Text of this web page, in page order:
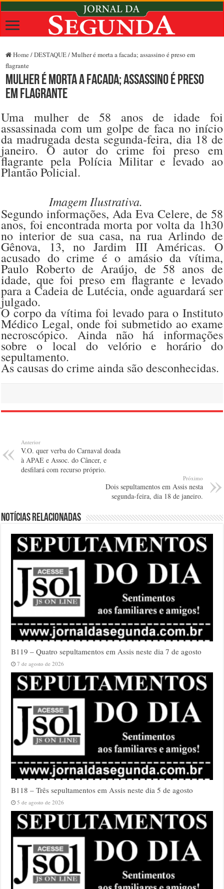
Home /DESTAQUE/Mulher é morta a facada; assassino é preso em
flagrante
Mulher é morta a facada; assassino é preso
em flagrante
Uma mulher de 58 anos de idade foi
assassinada com um golpe de faca no início
da madrugada desta segunda-feira, dia 18 de
janeiro. O autor do crime foi preso em
flagrante pela Polícia Militar e levado ao
Plantão Policial.
Imagem Ilustrativa.
Segundo informações, Ada Eva Celere, de 58
anos, foi encontrada morta por volta da 1h30
no interior de sua casa, na rua Arlindo de
Gênova, 13, no Jardim III Américas. O
acusado do crime é o amásio da vítima,
Paulo Roberto de Araújo, de 58 anos de
idade, que foi preso em flagrante e levado
para a Cadeia de Lutécia, onde aguardará ser
julgado.
O corpo da vítima foi levado para o Instituto
Médico Legal, onde foi submetido ao exame
necroscópico. Ainda não há informações
sobre o local do velório e horário do
sepultamento.
As causas do crime ainda são desconhecidas.
Anterior
V.O. quer verba do Carnaval doada
à APAE e Assoc. do Câncer, e
desfilará com recurso próprio.
Próximo
Dois sepultamentos em Assis nesta
segunda-feira, dia 18 de janeiro.
Notícias relacionadas
B119 – Quatro sepultamentos em Assis neste dia 7 de agosto
7 de agosto de 2026
B118 – Três sepultamentos em Assis neste dia 5 de agosto
5 de agosto de 2026